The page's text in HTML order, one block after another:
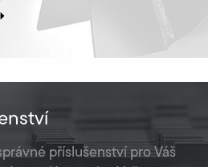
příslušenství pro Váš